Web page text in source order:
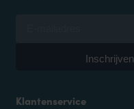
Klantenservice